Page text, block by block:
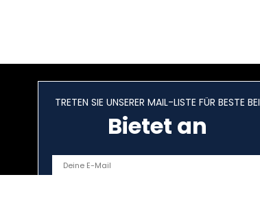
TRETEN SIE UNSERER MAIL-LISTE FÜR BESTE BEI
Bietet an